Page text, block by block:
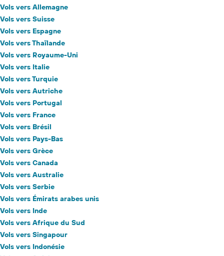
Vols vers Allemagne
Vols vers Suisse
Vols vers Espagne
Vols vers Thaïlande
Vols vers Royaume-Uni
Vols vers Italie
Vols vers Turquie
Vols vers Autriche
Vols vers Portugal
Vols vers France
Vols vers Brésil
Vols vers Pays-Bas
Vols vers Grèce
Vols vers Canada
Vols vers Australie
Vols vers Serbie
Vols vers Émirats arabes unis
Vols vers Inde
Vols vers Afrique du Sud
Vols vers Singapour
Vols vers Indonésie